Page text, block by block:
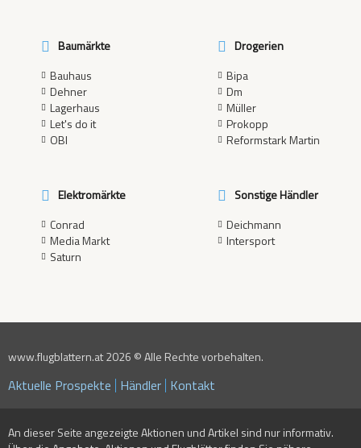
Baumärkte
Bauhaus
Dehner
Lagerhaus
Let's do it
OBI
Drogerien
Bipa
Dm
Müller
Prokopp
Reformstark Martin
Elektromärkte
Conrad
Media Markt
Saturn
Sonstige Händler
Deichmann
Intersport
www.flugblattern.at 2026 © Alle Rechte vorbehalten.
Aktuelle Prospekte Händler Kontakt
An dieser Seite angezeigte Aktionen und Artikel sind nur informativ.